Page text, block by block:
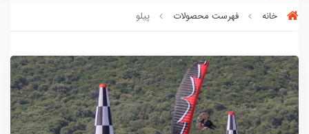
خانه فهرست محصولات پیلو